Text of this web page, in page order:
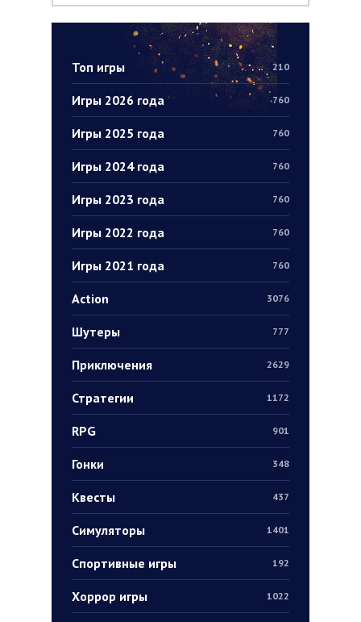
Топ игры 210
Игры 2026 года 760
Игры 2025 года 760
Игры 2024 года 760
Игры 2023 года 760
Игры 2022 года 760
Игры 2021 года 760
Action 3076
Шутеры 777
Приключения 2629
Стратегии 1172
RPG 901
Гонки 348
Квесты 437
Симуляторы 1401
Спортивные игры 192
Хоррор игры 1022